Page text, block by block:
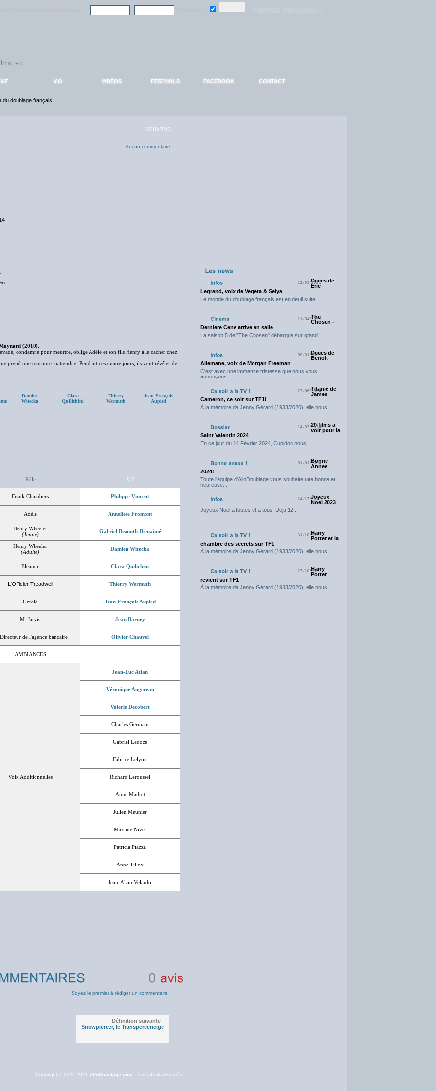
V.F V.O VIDÉOS FESTIVALS FACEBOOK CONTACT
du doublage français.
10/10/2013
Aucun commentaire
(2010).
condamné pour meurtre, oblige Adèle et son fils Henry à le cacher chez
prend une tournure inattendue. Pendant ces quatre jours, ils vont révéler de
Damien
Witecka
Clara
Quilichini
Thierry
Wermuth
Jean-François
Aupied
Rôle V.F
Frank Chambers Philippe Vincent
Adèle Anneliese Fromont
Henry Wheeler
(Jeune)
Gabriel Bismuth-Bienaimé
Henry Wheeler
(Adulte)
Damien Witecka
Eleanor Clara Quilichini
L'Officier Treadwell Thierry Wermuth
Gerald Jean-François Aupied
M. Jarvis Jean Barney
de l'agence bancaire Olivier Chauvel
AMBIANCES
Voix Additionnelles
Jean-Luc Atlan
Véronique Augereau
Valerie Decobert
Charles Germain
Gabriel Ledoze
Fabrice Lelyon
Richard Leroussel
Anne Mathot
Julien Meunier
Maxime Nivet
Patricia Piazza
Anne Tilloy
Jean-Alain Velardo
Soyez le premier à rédiger un commentaire !
Définition suivante :
Snowpiercer, le Transperceneige
22/05/2025Deces de
Eric
Legrand, voix de Vegeta & Seiya
Le monde du doublage français est en deuil suite...
11/04/2025
The
Chosen -
Derniere Cene arrive en salle
La saison 5 de "The Chosen" débarque sur grand...
09/01/2025Deces de
Benoit
Allemane, voix de Morgan Freeman
C'est avec une immense tristesse que nous vous
annonçons...
23/06/2024Titanic de
James
Cameron, ce soir sur TF1!
À la mémoire de Jenny Gérard (1933/2020), elle nous...
14/02/202420 films a
voir pour la
Saint Valentin 2024
En ce jour du 14 Février 2024, Cupidon nous...
01/01/2024
Bonne
Annee
2024!
Toute l'équipe d'AlloDoublage vous souhaite une bonne et
heureuse...
24/12/2023
Joyeux
Noel 2023
Joyeux Noël à toutes et à tous! Déjà 12...
31/10/2023
Harry
Potter et la
chambre des secrets sur TF1
À la mémoire de Jenny Gérard (1933/2020), elle nous...
23/10/2023
Harry
Potter
revient sur TF1
À la mémoire de Jenny Gérard (1933/2020), elle nous...
Copyright © 2011-2021 AlloDoublage.com - Tous droits réservés